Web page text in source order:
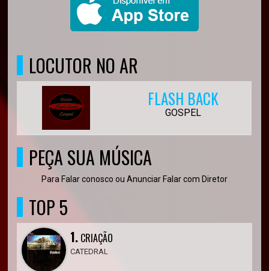
LOCUTOR NO AR
FLASH BACK
GOSPEL
PEÇA SUA MÚSICA
Para Falar conosco ou Anunciar Falar com Diretor
TOP 5
1. CRIAÇÃO
CATEDRAL